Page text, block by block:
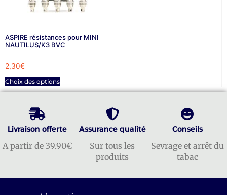
ASPIRE résistances pour MINI
NAUTILUS/K3 BVC
2,30€
Choix des options
Livraison offerte
A partir de 39.90€
Assurance qualité
Sur tous les
produits
Conseils
Sevrage et arrêt du
tabac